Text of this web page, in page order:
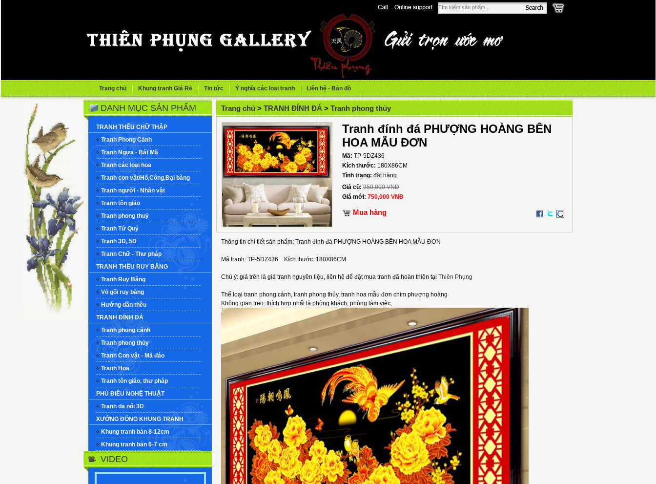
Trang chủ Khung tranh Giá Rẻ Tin tức Ý nghĩa các loại tranh Liên hệ - Bản đồ
DANH MỤC SẢN PHẨM
TRANH THÊU CHỮ THẬP
Tranh Phong Cảnh
Tranh Ngựa - Bát Mã
Tranh các loại hoa
Tranh con vật/Hổ,Công,Đại bàng
Tranh người - Nhân vật
Tranh tôn giáo
Tranh phong thuỷ
Tranh Tứ Quý
Tranh 3D, 5D
Tranh Chữ - Thư pháp
TRANH THÊU RUY BĂNG
Tranh Ruy Băng
Vỏ gối ruy băng
Hướng dẫn thêu
TRANH ĐÍNH ĐÁ
Tranh phong cảnh
Tranh phong thủy
Tranh Con vật - Mã đáo
Tranh Hoa
Tranh tôn giáo, thư pháp
PHÙ ĐIÊU NGHỆ THUẬT
Tranh da nổi 3D
XƯỞNG ĐÓNG KHUNG TRANH
Khung tranh bản 8-12cm
Khung tranh bản 6-7 cm
VIDEO
Trang chủ > TRANH ĐÍNH ĐÁ > Tranh phong thủy
Tranh đính đá PHƯỢNG HOÀNG BÊN
HOA MẪU ĐƠN
Mã: TP-5DZ436
Kích thước: 180X86CM
Tình trạng: đặt hàng
Giá cũ: 950,000 VNĐ
Giá mới: 750,000 VNĐ
Mua hàng
Thông tin chi tiết sản phẩm: Tranh đính đá PHƯỢNG HOÀNG BÊN HOA MẪU ĐƠN
Mã tranh: TP-5DZ436 Kích thước: 180X86CM
Chú ý: giá trên là giá tranh nguyên liệu, liên hệ để đặt mua tranh đã hoàn thiện tại Thiên Phụng
Thể loại tranh phong cảnh, tranh phong thủy, tranh hoa mẫu đơn chim phượng hoàng
Không gian treo: thích hợp nhất là phòng khách, phòng làm việc,